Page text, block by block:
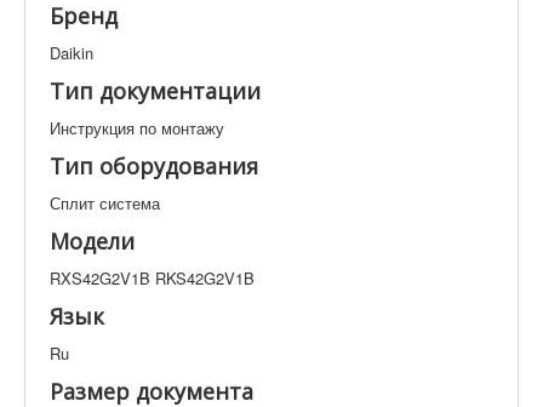
Сервисное обслуживание
Техническая документация
Статьи
Техническая документация
Искать
Производитель
Бренд
Daikin
Тип документации
Инструкция по монтажу
Тип оборудования
Сплит система
Модели
RXS42G2V1B RKS42G2V1B
Язык
Ru
Размер документа